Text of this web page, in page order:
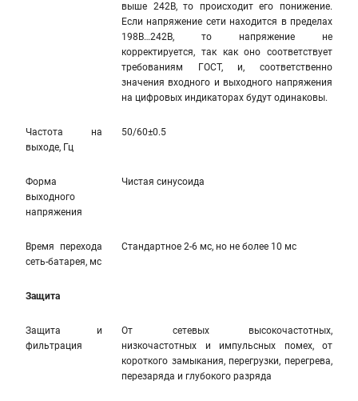
выше 242В, то происходит его понижение.
Если напряжение сети находится в пределах
198В…242В, то напряжение не
корректируется, так как оно соответствует
требованиям ГОСТ, и, соответственно
значения входного и выходного напряжения
на цифровых индикаторах будут одинаковы.
Частота на
выходе, Гц
50/60±0.5
Форма
выходного
напряжения
Чистая синусоида
Время перехода
сеть-батарея, мс
Стандартное 2-6 мс, но не более 10 мс
Защита
Защита и
фильтрация
От сетевых высокочастотных,
низкочастотных и импульсных помех, от
короткого замыкания, перегрузки, перегрева,
перезаряда и глубокого разряда